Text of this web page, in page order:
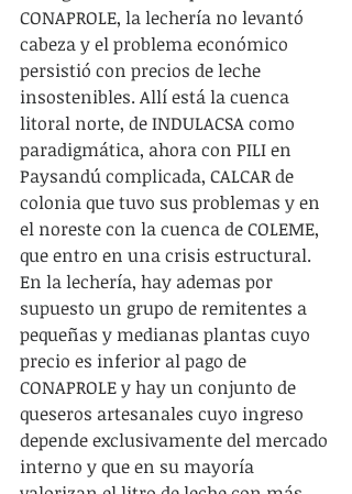
CONAPROLE, la lechería no levantó
cabeza y el problema económico
persistió con precios de leche
insostenibles. Allí está la cuenca
litoral norte, de INDULACSA como
paradigmática, ahora con PILI en
Paysandú complicada, CALCAR de
colonia que tuvo sus problemas y en
el noreste con la cuenca de COLEME,
que entro en una crisis estructural.
En la lechería, hay ademas por
supuesto un grupo de remitentes a
pequeñas y medianas plantas cuyo
precio es inferior al pago de
CONAPROLE y hay un conjunto de
queseros artesanales cuyo ingreso
depende exclusivamente del mercado
interno y que en su mayoría